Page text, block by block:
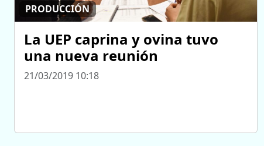
PRODUCCIÓN
La UEP caprina y ovina tuvo
una nueva reunión
21/03/2019 10:18